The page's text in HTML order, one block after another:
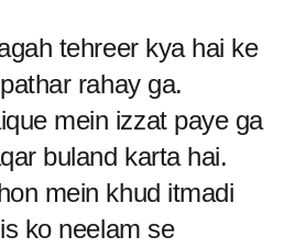
tehreer kya hai ke
rahay ga.
mein izzat paye ga
buland karta hai.
mein khud itmadi
ko neelam se